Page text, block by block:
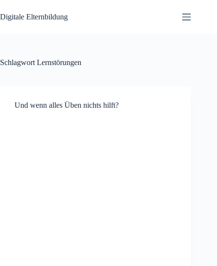
Inhalt
springen
Digitale Elternbildung
Schlagwort Lernstörungen
Und wenn alles Üben nichts hilft?